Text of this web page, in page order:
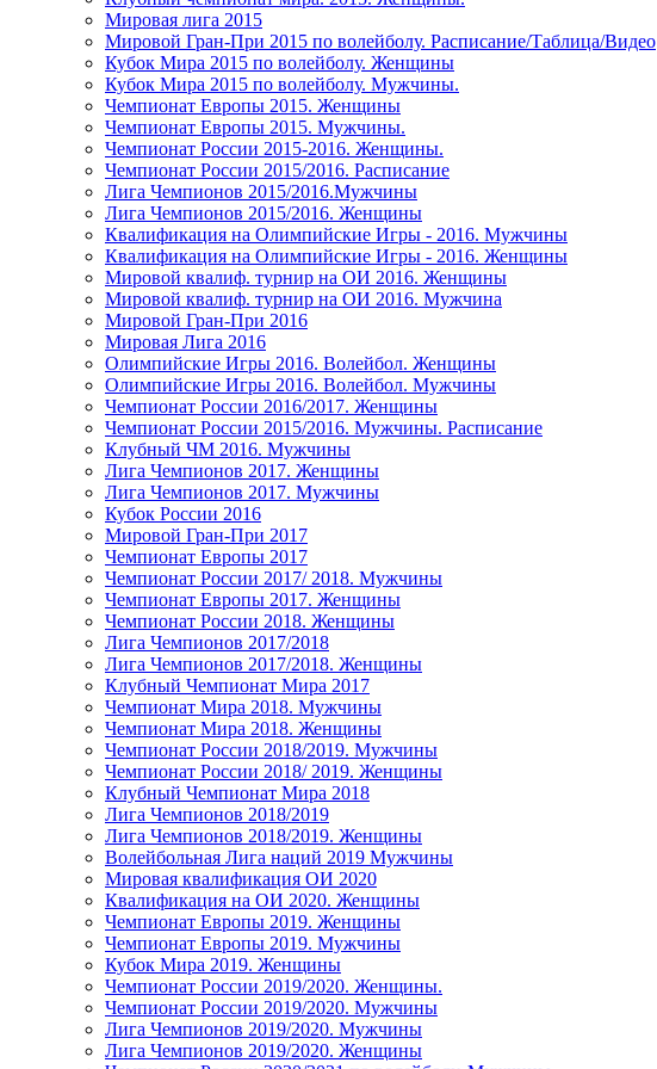
Мировая лига 2015
Мировой Гран-При 2015 по волейболу. Расписание/Таблица/Видео
Кубок Мира 2015 по волейболу. Женщины
Кубок Мира 2015 по волейболу. Мужчины.
Чемпионат Европы 2015. Женщины
Чемпионат Европы 2015. Мужчины.
Чемпионат России 2015-2016. Женщины.
Чемпионат России 2015/2016. Расписание
Лига Чемпионов 2015/2016.Мужчины
Лига Чемпионов 2015/2016. Женщины
Квалификация на Олимпийские Игры - 2016. Мужчины
Квалификация на Олимпийские Игры - 2016. Женщины
Мировой квалиф. турнир на ОИ 2016. Женщины
Мировой квалиф. турнир на ОИ 2016. Мужчина
Мировой Гран-При 2016
Мировая Лига 2016
Олимпийские Игры 2016. Волейбол. Женщины
Олимпийские Игры 2016. Волейбол. Мужчины
Чемпионат России 2016/2017. Женщины
Чемпионат России 2015/2016. Мужчины. Расписание
Клубный ЧМ 2016. Мужчины
Лига Чемпионов 2017. Женщины
Лига Чемпионов 2017. Мужчины
Кубок России 2016
Мировой Гран-При 2017
Чемпионат Европы 2017
Чемпионат России 2017/ 2018. Мужчины
Чемпионат Европы 2017. Женщины
Чемпионат России 2018. Женщины
Лига Чемпионов 2017/2018
Лига Чемпионов 2017/2018. Женщины
Клубный Чемпионат Мира 2017
Чемпионат Мира 2018. Мужчины
Чемпионат Мира 2018. Женщины
Чемпионат России 2018/2019. Мужчины
Чемпионат России 2018/ 2019. Женщины
Клубный Чемпионат Мира 2018
Лига Чемпионов 2018/2019
Лига Чемпионов 2018/2019. Женщины
Волейбольная Лига наций 2019 Мужчины
Мировая квалификация ОИ 2020
Квалификация на ОИ 2020. Женщины
Чемпионат Европы 2019. Женщины
Чемпионат Европы 2019. Мужчины
Кубок Мира 2019. Женщины
Чемпионат России 2019/2020. Женщины.
Чемпионат России 2019/2020. Мужчины
Лига Чемпионов 2019/2020. Мужчины
Лига Чемпионов 2019/2020. Женщины